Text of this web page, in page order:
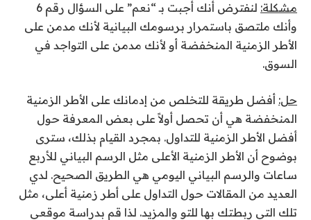
مشكلة:
لنفترض أنك أجبت بـ “نعم” على السؤال رقم 6
وأنك ملتصق باستمرار برسومك البيانية لأنك مدمن على
الأطر الزمنية المنخفضة أو لأنك مدمن على التواجد في
السوق.
حل: أفضل طريقة للتخلص من إدمانك على الأطر الزمنية
المنخفضة هي أن تحصل أولاً على بعض المعرفة حول
أفضل الأطر الزمنية للتداول. بمجرد القيام بذلك، سترى
بوضوح أن الأطر الزمنية الأعلى مثل الرسم البياني للأربع
ساعات والرسم البياني اليومي هي الطريق الصحيح. لدي
العديد من المقالات حول التداول على أطر زمنية أعلى، مثل
تلك التي ربطتك بها للتو والمزيد. لذا قم بدراسة موقعي